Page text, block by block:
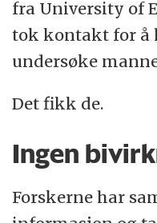
fra University of
tok kontakt for å
undersøke
Det fikk de.
Ingen
Forskerne har